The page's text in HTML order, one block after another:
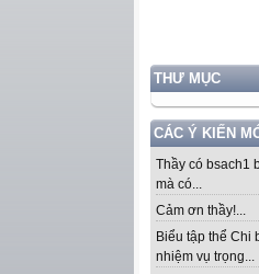
THƯ MỤC
CÁC Ý KIẾN
Thầy có bsach1
mà có...
Cảm ơn thầy!...
Biểu tập thể Chi
nhiệm vụ trọng...